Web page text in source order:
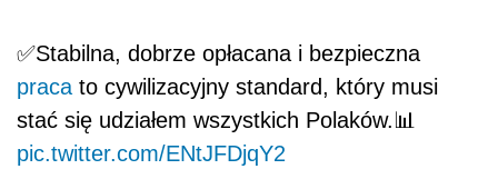
✅Stabilna, dobrze opłacana i bezpieczna
praca to cywilizacyjny standard, który musi
stać się udziałem wszystkich Polaków.📊
pic.twitter.com/ENtJFDjqY2